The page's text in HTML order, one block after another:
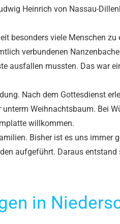
Heinrich von Nassau-
besonders viele Menschen
verbundenen
ausfallen mussten. Das war
Nach dem Gottesdienst
Weihnachtsbaum. Bei
willkommen.
Bisher ist es uns immer
aufgeführt. Daraus entstand
in